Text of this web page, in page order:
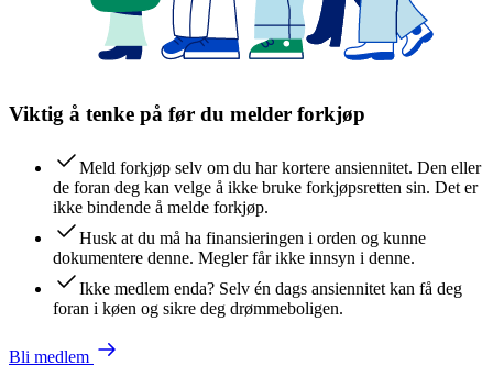
Viktig å tenke på før du melder forkjøp
Meld forkjøp selv om du har kortere ansiennitet. Den eller
de foran deg kan velge å ikke bruke forkjøpsretten sin. Det er
ikke bindende å melde forkjøp.
Husk at du må ha finansieringen i orden og kunne
dokumentere denne. Megler får ikke innsyn i denne.
Ikke medlem enda? Selv én dags ansiennitet kan få deg
foran i køen og sikre deg drømmeboligen.
Bli medlem